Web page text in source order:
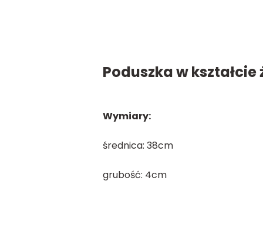
Poduszka w
Wymiary:
średnica: 38cm
grubość: 4cm